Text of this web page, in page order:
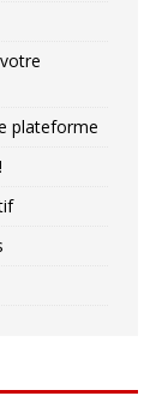
plateforme